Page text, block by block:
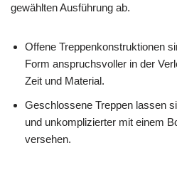
gewählten Ausführung ab.
Offene Treppenkonstruktionen
Form anspruchsvoller in der
Zeit und Material.
Geschlossene Treppen lassen
und unkomplizierter mit einem
versehen.